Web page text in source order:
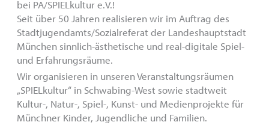
bei PA/SPIELkultur e.V.!
Seit über 50 Jahren realisieren wir im Auftrag des
Stadtjugendamts/Sozialreferat der Landeshauptstadt
München sinnlich-ästhetische und real-digitale Spiel-
und Erfahrungsräume.
Wir organisieren in unseren Veranstaltungs­räumen
„SPIELkultur“ in Schwabing-West sowie stadtweit
Kultur-, Natur-, Spiel-, Kunst- und Medienprojekte für
Münchner Kinder, Jugendliche und Familien.